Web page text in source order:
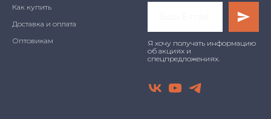
Как купить
Доставка и оплата
Оптовикам
Я хочу получать информацию
об акциях и
спецпредложениях.